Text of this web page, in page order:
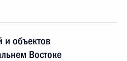
и объектов
Востоке